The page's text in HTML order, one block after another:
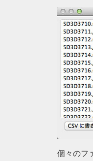
個々のフ